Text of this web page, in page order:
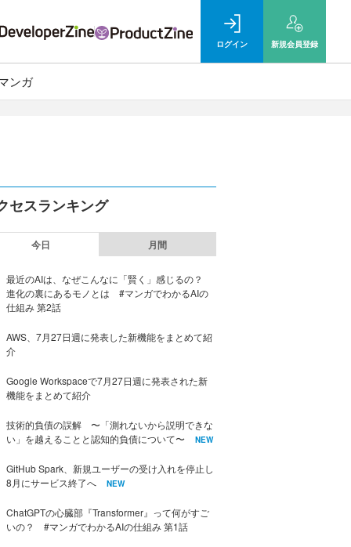
ログイン 新規会員登録
ンガ
セスランキング
今日 月間
最近のAIは、なぜこんなに「賢く」感じるの？
進化の裏にあるモノとは #マンガでわかるAIの
仕組み 第2話
AWS、7月27日週に発表した新機能をまとめて紹
介
Google Workspaceで7月27日週に発表された新
機能をまとめて紹介
技術的負債の誤解 〜「測れないから説明できな
い」を越えることと認知的負債について〜
NEW
GitHub Spark、新規ユーザーの受け入れを停止し
8月にサービス終了へ
NEW
ChatGPTの心臓部『Transformer』って何がすご
いの？ #マンガでわかるAIの仕組み 第1話